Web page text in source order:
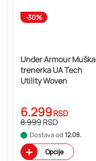
-30%
Under Armour Muška
trenerka UA Tech
Utility Woven
6.299RSD
8.999RSD
Dostava od 12.08.
Opcije